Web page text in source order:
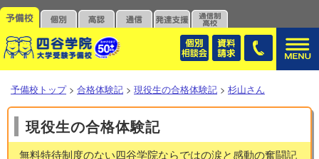
予備校トップ > 合格体験記 > 現役生の合格体験記 > 杉山さん
現役生の合格体験記
無料特待制度のない四谷学院ならではの涙と感動の奮闘記